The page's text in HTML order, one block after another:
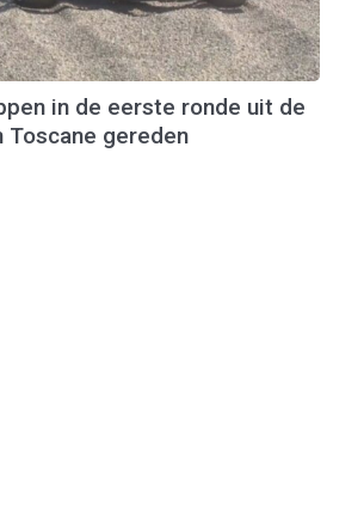
in de eerste ronde uit de
Toscane gereden